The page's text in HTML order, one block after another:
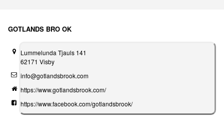
GOTLANDS BRO OK
Lummelunda Tjauls 141
62171 Visby
info@gotlandsbrook.com
https://www.gotlandsbrook.com/
https://www.facebook.com/gotlandsbrook/